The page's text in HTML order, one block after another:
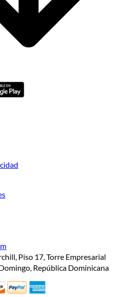
Piso 17, Torre Empresarial
República Dominicana